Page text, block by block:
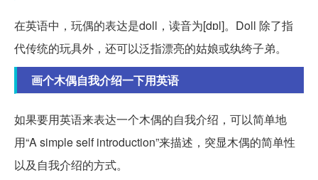
在英语中，玩偶的表达是doll，读音为[dɒl]。Doll 除了指
代传统的玩具外，还可以泛指漂亮的姑娘或纨绔子弟。
画个木偶自我介绍一下用英语
如果要用英语来表达一个木偶的自我介绍，可以简单地
用“A simple self introduction”来描述，突显木偶的简单性
以及自我介绍的方式。